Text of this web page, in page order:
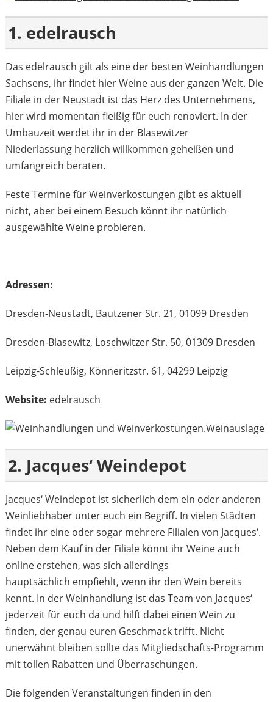
1. edelrausch
Das edelrausch gilt als eine der besten Weinhandlungen
Sachsens, ihr findet hier Weine aus der ganzen Welt. Die
Filiale in der Neustadt ist das Herz des Unternehmens,
hier wird momentan fleißig für euch renoviert. In der
Umbauzeit werdet ihr in der Blasewitzer
Niederlassung herzlich willkommen geheißen und
umfangreich beraten.
Feste Termine für Weinverkostungen gibt es aktuell
nicht, aber bei einem Besuch könnt ihr natürlich
ausgewählte Weine probieren.
Adressen:
Dresden-Neustadt, Bautzener Str. 21, 01099 Dresden
Dresden-Blasewitz, Loschwitzer Str. 50, 01309 Dresden
Leipzig-Schleußig, Könneritzstr. 61, 04299 Leipzig
Website: edelrausch
2. Jacques‘ Weindepot
Jacques‘ Weindepot ist sicherlich dem ein oder anderen
Weinliebhaber unter euch ein Begriff. In vielen Städten
findet ihr eine oder sogar mehrere Filialen von Jacques‘.
Neben dem Kauf in der Filiale könnt ihr Weine auch
online erstehen, was sich allerdings
hauptsächlich empfiehlt, wenn ihr den Wein bereits
kennt. In der Weinhandlung ist das Team von Jacques‘
jederzeit für euch da und hilft dabei einen Wein zu
finden, der genau euren Geschmack trifft. Nicht
unerwähnt bleiben sollte das Mitgliedschafts-Programm
mit tollen Rabatten und Überraschungen.
Die folgenden Veranstaltungen finden in den